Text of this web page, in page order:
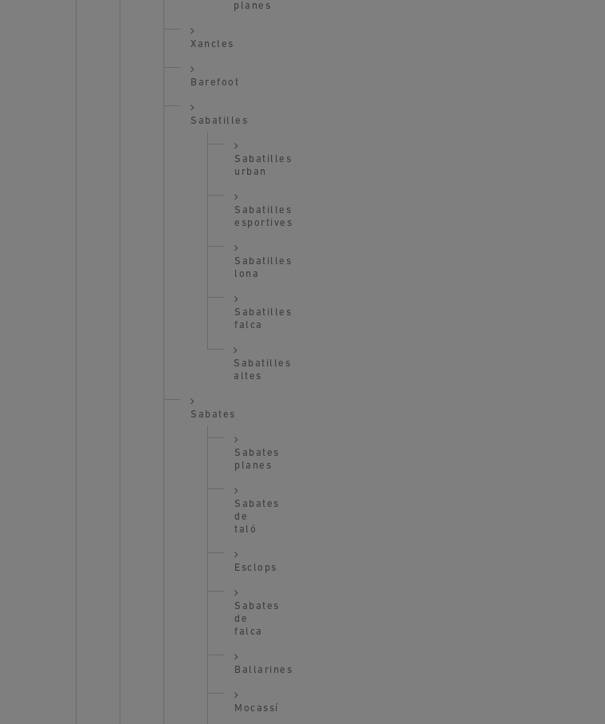
planes
Xancles
Barefoot
Sabatilles
Sabatilles
urban
Sabatilles
esportives
Sabatilles
lona
Sabatilles
falca
Sabatilles
altes
Sabates
Sabates
planes
Sabates
de
taló
Esclops
Sabates
de
falca
Ballarines
Mocassí